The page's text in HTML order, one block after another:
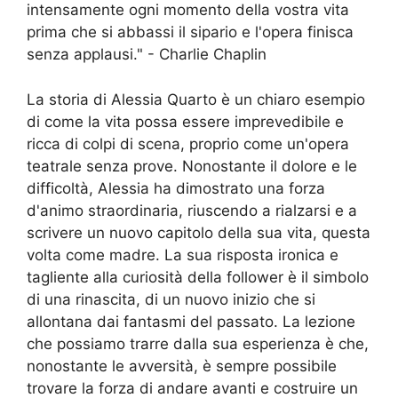
intensamente ogni momento della vostra vita
prima che si abbassi il sipario e l'opera finisca
senza applausi." - Charlie Chaplin
La storia di Alessia Quarto è un chiaro esempio
di come la vita possa essere imprevedibile e
ricca di colpi di scena, proprio come un'opera
teatrale senza prove. Nonostante il dolore e le
difficoltà, Alessia ha dimostrato una forza
d'animo straordinaria, riuscendo a rialzarsi e a
scrivere un nuovo capitolo della sua vita, questa
volta come madre. La sua risposta ironica e
tagliente alla curiosità della follower è il simbolo
di una rinascita, di un nuovo inizio che si
allontana dai fantasmi del passato. La lezione
che possiamo trarre dalla sua esperienza è che,
nonostante le avversità, è sempre possibile
trovare la forza di andare avanti e costruire un